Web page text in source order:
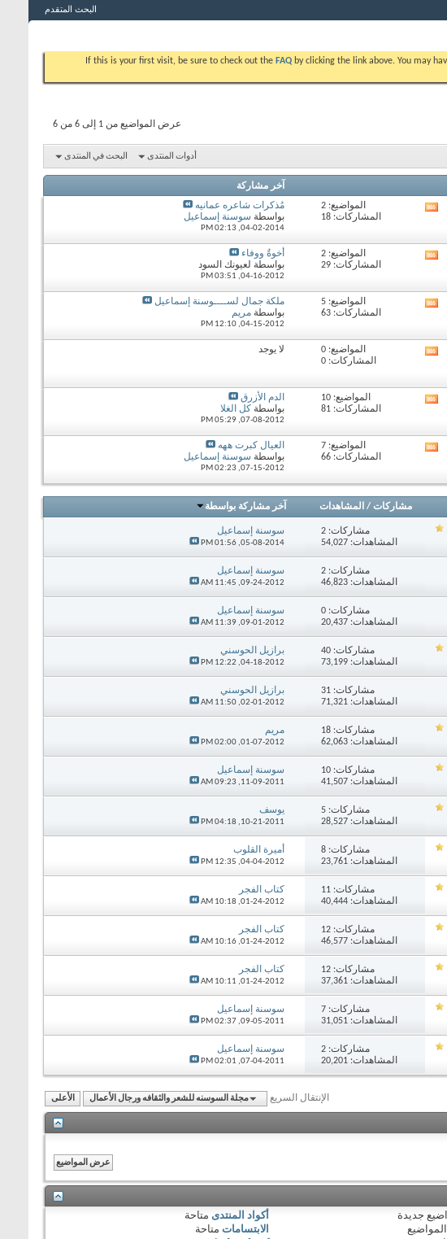
البحث المتقدم
If this is your first visit, be sure to check out the FAQ by clicking the link above. You may
عرض المواضيع من 1 إلى 6 من 6
أدوات المنتدى البحث في المنتدى
آخر مشاركة
المنتدى
المواضيع: 2
المشاركات: 18
مُذكرات شاعره عمانيه
بواسطة سوسنة إسماعيل
04-02-2014,
02:13 PM
المنتدى
المواضيع: 2
المشاركات: 29
أخوةٌ ووفاء
بواسطة لعيونك السود
04-16-2012,
03:51 PM
المنتدى
المواضيع: 5
المشاركات: 63
ملكة جمال لســــوسنة إسماعيل
بواسطة مريم
04-15-2012,
12:10 PM
المنتدى
المواضيع: 0
المشاركات: 0
لا يوجد
المنتدى
المواضيع: 10
المشاركات: 81
الدم الأزرق
بواسطة كل الغلا
07-08-2012,
05:29 PM
المنتدى
المواضيع: 7
المشاركات: 66
العيال كبرت ههه
بواسطة سوسنة إسماعيل
07-15-2012,
02:23 PM
مشاركات / المشاهدات آخر مشاركة بواسطة
مشاركات:2
المشاهدات: 54,027
سوسنة إسماعيل
05-08-2014,
01:56 PM
مشاركات:2
المشاهدات: 46,823
سوسنة إسماعيل
09-24-2012,
11:45 AM
مشاركات:0
المشاهدات: 20,437
سوسنة إسماعيل
09-01-2012,
11:39 AM
مشاركات:40
المشاهدات: 73,199
برازيل الحوسني
04-18-2012,
12:22 PM
مشاركات:31
المشاهدات: 71,321
برازيل الحوسني
02-01-2012,
11:50 AM
مشاركات:18
المشاهدات: 62,063
مريم
01-07-2012,
02:00 PM
مشاركات:10
المشاهدات: 41,507
سوسنة إسماعيل
11-09-2011,
09:23 AM
مشاركات:5
المشاهدات: 28,527
يوسف
10-21-2011,
04:18 PM
مشاركات:8
المشاهدات: 23,761
أميرة القلوب
04-04-2012,
12:35 PM
مشاركات:11
المشاهدات: 40,444
كتاب الفجر
01-24-2012,
10:18 AM
مشاركات:12
المشاهدات: 46,577
كتاب الفجر
01-24-2012,
10:16 AM
مشاركات:12
المشاهدات: 37,361
كتاب الفجر
01-24-2012,
10:11 AM
مشاركات:7
المشاهدات: 31,051
سوسنة إسماعيل
09-05-2011,
02:37 PM
مشاركات:2
المشاهدات: 20,201
سوسنة إسماعيل
07-04-2011,
02:01 PM
الإنتقال السريع مجلة السوسنه للشعر والثقافه ورجال الأعمال الأعلى
جديدة
أكواد المنتدى متاحة
الابتسامات متاحة